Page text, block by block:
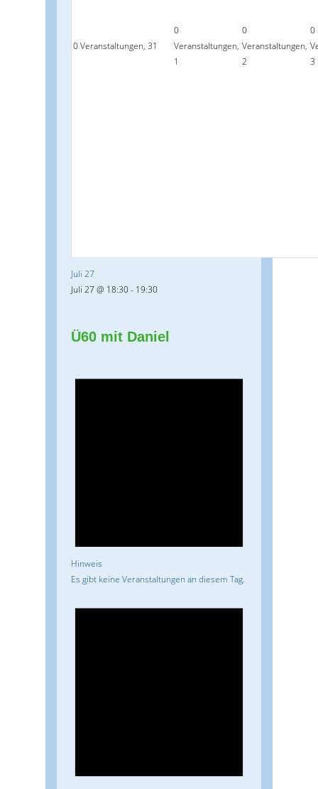
0 Veranstaltungen, 31
0
Veranstaltungen,
1
0
Veranstaltungen,
2
0
3
Juli 27
Juli 27 @ 18:30- 19:30
Ü60 mit Daniel
Hinweis
Es gibt keine Veranstaltungen an diesem Tag.